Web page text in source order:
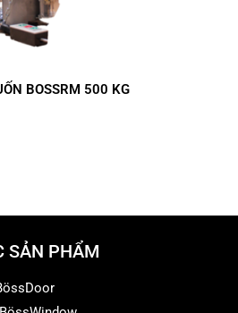
BOSSRM 500 KG
SẢN PHẨM